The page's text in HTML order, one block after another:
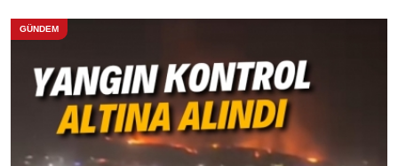
GÜNDEM